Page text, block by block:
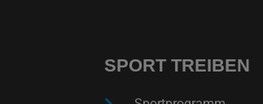
SPORT TREIBEN